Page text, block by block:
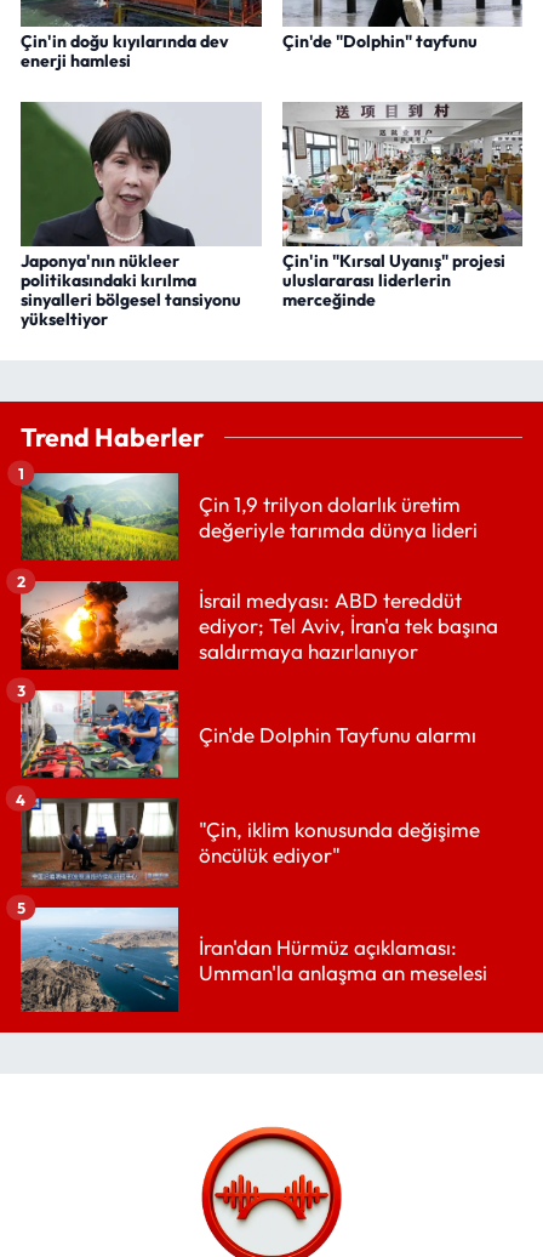
Çin'in doğu kıyılarında dev
enerji hamlesi
Çin'de "Dolphin" tayfunu
Japonya'nın nükleer
politikasındaki kırılma
sinyalleri bölgesel tansiyonu
yükseltiyor
Çin'in "Kırsal Uyanış" projesi
uluslararası liderlerin
merceğinde
Trend Haberler
Çin 1,9 trilyon dolarlık üretim
değeriyle tarımda dünya lideri
1
İsrail medyası: ABD tereddüt
ediyor; Tel Aviv, İran'a tek başına
saldırmaya hazırlanıyor
2
Çin'de Dolphin Tayfunu alarmı
3
"Çin, iklim konusunda değişime
öncülük ediyor"
4
İran'dan Hürmüz açıklaması:
Umman'la anlaşma an meselesi
5